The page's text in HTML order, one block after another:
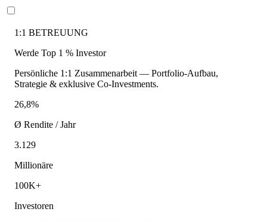
1:1 BETREUUNG
Werde Top 1 % Investor
Persönliche 1:1 Zusammenarbeit — Portfolio-Aufbau,
Strategie & exklusive Co-Investments.
26,8%
Ø Rendite / Jahr
3.129
Millionäre
100K+
Investoren